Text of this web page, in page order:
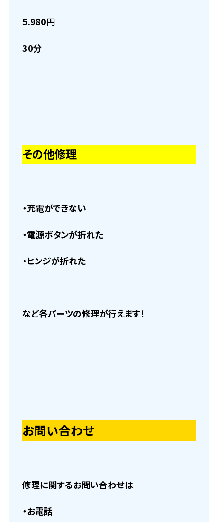
5.980円
30分
その他修理
・充電ができない
・電源ボタンが折れた
・ヒンジが折れた
など各パーツの修理が行えます！
お問い合わせ
修理に関するお問い合わせは
・お電話